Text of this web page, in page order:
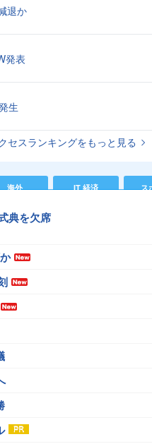
退か
発表
生
セスランキングをもっと見る
海外 IT 経済 ス
典を欠席